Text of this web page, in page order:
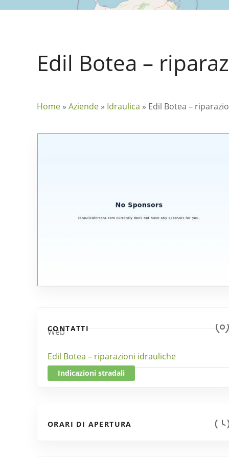
Edil Botea –
Home » Aziende » Idraulica » Edil Botea –
CONTATTI
Web
Edil Botea – riparazioni idrauliche
Indicazioni stradali
ORARI DI APERTURA